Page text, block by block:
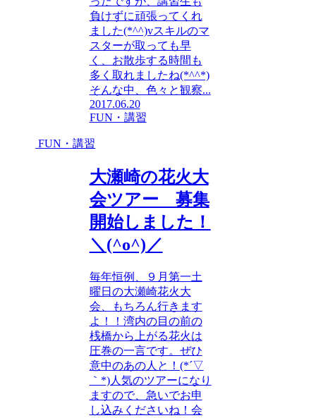
負けずに頑張ってくれ
ました(*^^)vスキルのマ
スターが取っても早
く、お散歩する時間も
多く取れましたね(*^^*)
そんな中、色々と観察...
2017.06.20
FUN・講習
FUN・講習
大瀬崎の花火大
会ツアー 募集
開始しました！
＼(^o^)／
毎年恒例、９月第一土
曜日の大瀬崎花火大
会、もちろん行きます
よ！！湾内の目の前の
桟橋から上がる花火は
圧巻の一言です。ぜひ
意中のあの人と！(*´▽
｀*)人気のツアーになり
ますので、急いでお申
し込みくださいね！会